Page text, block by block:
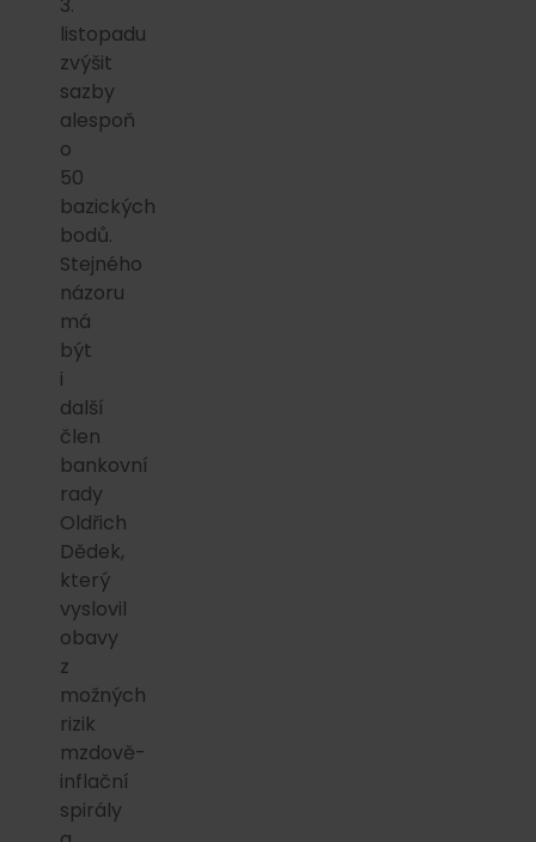
listopadu
zvýšit
sazby
alespoň
o
50
bazických
bodů.
Stejného
názoru
má
být
i
další
člen
bankovní
rady
Oldřich
Dědek,
který
vyslovil
obavy
z
možných
rizik
mzdově-
inflační
spirály